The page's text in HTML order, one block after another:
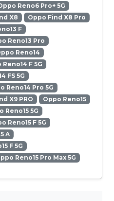
Reno6 Pro+ 5G
X8
Oppo Find X8 Pro
F
Reno13 Pro
Reno14
Reno14 F 5G
FS 5G
Reno14 Pro 5G
X9 PRO
Oppo Reno15
Reno15 5G
Reno15 F 5G
A
F 5G
Reno15 Pro Max 5G